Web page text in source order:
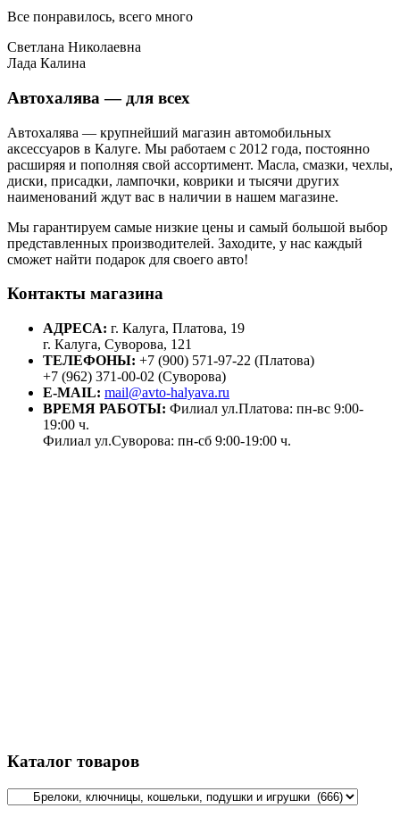
Все понравилось, всего много
Светлана Николаевна
Лада Калина
Автохалява — для всех
Автохалява — крупнейший магазин автомобильных
аксессуаров в Калуге. Мы работаем с 2012 года, постоянно
расширяя и пополняя свой ассортимент. Масла, смазки, чехлы,
диски, присадки, лампочки, коврики и тысячи других
наименований ждут вас в наличии в нашем магазине.
Мы гарантируем самые низкие цены и самый большой выбор
представленных производителей. Заходите, у нас каждый
сможет найти подарок для своего авто!
Контакты магазина
АДРЕСА: г. Калуга, Платова, 19
г. Калуга, Суворова, 121
ТЕЛЕФОНЫ: +7 (900) 571-97-22 (Платова)
+7 (962) 371-00-02 (Суворова)
E-MAIL: mail@avto-halyava.ru
ВРЕМЯ РАБОТЫ: Филиал ул.Платова: пн-вс 9:00-
19:00 ч.
Филиал ул.Суворова: пн-сб 9:00-19:00 ч.
Каталог товаров